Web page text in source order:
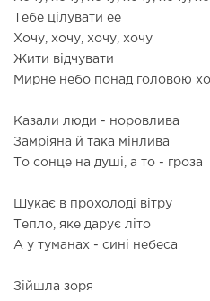
Тебе цілувати ее
Хочу, хочу, хочу, хочу
Жити відчувати
Мирне небо понад головою
Казали люди - норовлива
Замріяна й така мінлива
То сонце на душі, а то - гроза
Шукає в прохолоді вітру
Тепло, яке дарує літо
А у туманах - сині небеса
Зійшла зоря